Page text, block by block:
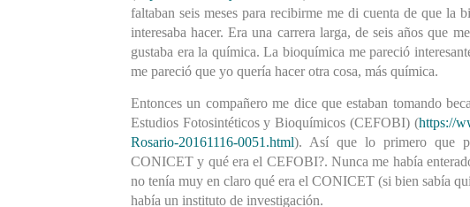
faltaban seis meses para recibirme me di cuenta de que
interesaba hacer. Era una carrera larga, de seis años que
gustaba era la química. La bioquímica me pareció
me pareció que yo quería hacer otra cosa, más química.
Entonces un compañero me dice que estaban tomando
Estudios Fotosintéticos y Bioquímicos (CEFOBI) (https://
Rosario-20161116-0051.html). Así que lo primero que
CONICET y qué era el CEFOBI?. Nunca me había
no tenía muy en claro qué era el CONICET (si bien sabía
había un instituto de investigación.